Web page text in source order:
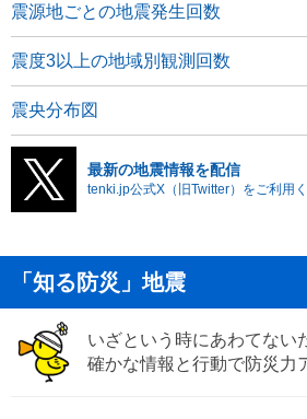
震源地ごとの地震発生回数
震度3以上の地域別観測回数
震央分布図
最新の地震情報を配信
tenki.jp公式X（旧Twitter）をご利用く
「知る防災」地震
いざという時にあわてない
確かな情報と行動で防災力